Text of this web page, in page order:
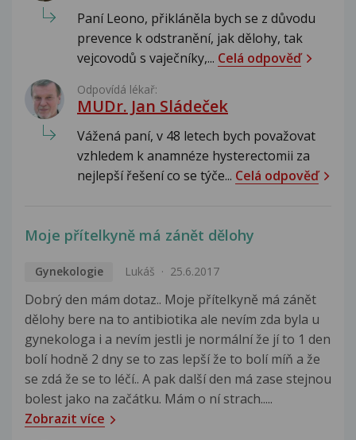
Paní Leono, přikláněla bych se z důvodu
prevence k odstranění, jak dělohy, tak
vejcovodů s vaječníky,... Celá odpověď
Odpovídá lékař:
MUDr. Jan Sládeček
Vážená paní, v 48 letech bych považovat
vzhledem k anamnéze hysterectomii za
nejlepší řešení co se týče... Celá odpověď
Moje přítelkyně má zánět dělohy
Gynekologie Lukáš 25.6.2017
Dobrý den mám dotaz.. Moje přítelkyně má zánět
dělohy bere na to antibiotika ale nevím zda byla u
gynekologa i a nevím jestli je normální že jí to 1 den
bolí hodně 2 dny se to zas lepší že to bolí míň a že
se zdá že se to léčí.. A pak další den má zase stejnou
bolest jako na začátku. Mám o ní strach.....
Zobrazit více